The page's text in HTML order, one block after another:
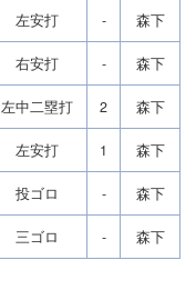
左安打 - 森下
右安打 - 森下
左中二塁打 2 森下
左安打 1 森下
投ゴロ - 森下
三ゴロ - 森下